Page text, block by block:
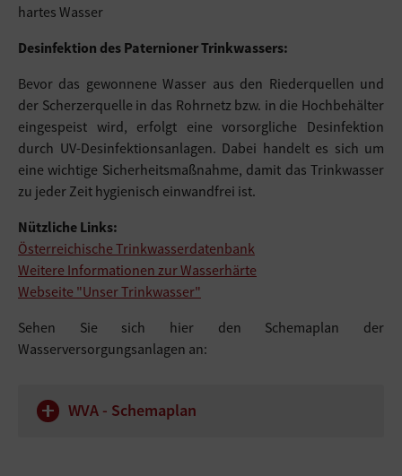
hartes Wasser
Desinfektion des Paternioner Trinkwassers:
Bevor das gewonnene Wasser aus den Riederquellen und
der Scherzerquelle in das Rohrnetz bzw. in die Hochbehälter
eingespeist wird, erfolgt eine vorsorgliche Desinfektion
durch UV-Desinfektionsanlagen. Dabei handelt es sich um
eine wichtige Sicherheitsmaßnahme, damit das Trinkwasser
zu jeder Zeit hygienisch einwandfrei ist.
Nützliche Links:
Österreichische Trinkwasserdatenbank
Weitere Informationen zur Wasserhärte
Webseite "Unser Trinkwasser"
Sehen Sie sich hier den Schemaplan der
Wasserversorgungsanlagen an:
WVA - Schemaplan